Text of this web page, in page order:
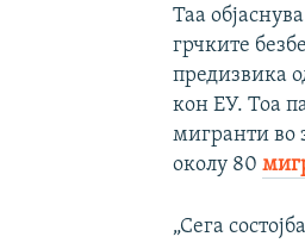
Таа
грчките
предизвика
кон ЕУ. Тоа
мигранти во
околу 80
„Сега